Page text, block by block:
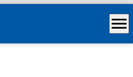
menu